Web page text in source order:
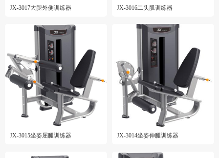
JX-3017大腿外侧训练器 JX-3016二头肌训练器
JX-3015坐姿屈腿训练器 JX-3014坐姿伸腿训练器